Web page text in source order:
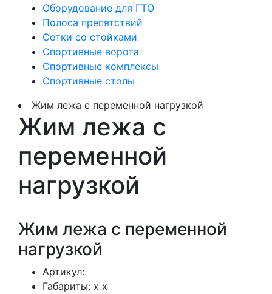
Оборудование для ГТО
Полоса препятствий
Сетки со стойками
Спортивные ворота
Спортивные комплексы
Спортивные столы
Жим лежа с переменной нагрузкой
Жим лежа с
переменной
нагрузкой
Жим лежа с переменной
нагрузкой
Артикул:
Габариты: x x